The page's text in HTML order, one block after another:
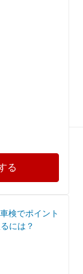
る
検でポイント
には？